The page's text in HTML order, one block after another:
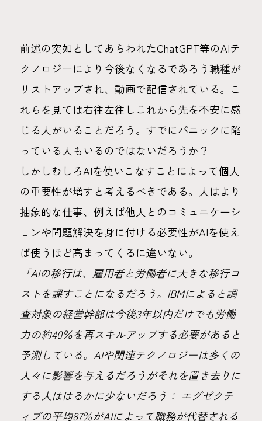
前述の突如としてあらわれたChatGPT等のAIテ
クノロジーにより今後なくなるであろう職種が
リストアップされ、動画で配信されている。こ
れらを見ては右往左往しこれから先を不安に感
じる人がいることだろう。すでにパニックに陥
っている人もいるのではないだろうか？
しかしむしろAIを使いこなすことによって個人
の重要性が増すと考えるべきである。人はより
抽象的な仕事、例えば他人とのコミュニケーシ
ョンや問題解決を身に付ける必要性がAIを使え
ば使うほど高まってくるに違いない。
「AIの移行は、雇用者と労働者に大きな移行コ
ストを課すことになるだろう。IBMによると調
査対象の経営幹部は今後3年以内だけでも労働
力の約40％を再スキルアップする必要があると
予測している。AIや関連テクノロジーは多くの
人々に影響を与えるだろうがそれを置き去りに
する人ははるかに少ないだろう： エグゼクテ
ィブの平均87％がAIによって職務が代替される